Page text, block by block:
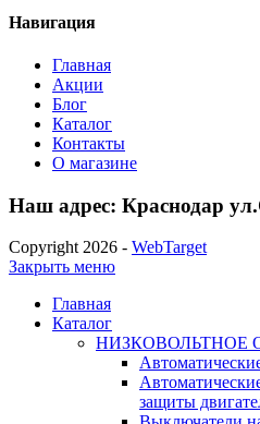
Навигация
Главная
Акции
Блог
Каталог
Контакты
О магазине
Наш адрес: Краснодар
Copyright 2026 - WebTarget
Закрыть меню
Главная
Каталог
НИЗКОВОЛЬТНОЕ
защиты